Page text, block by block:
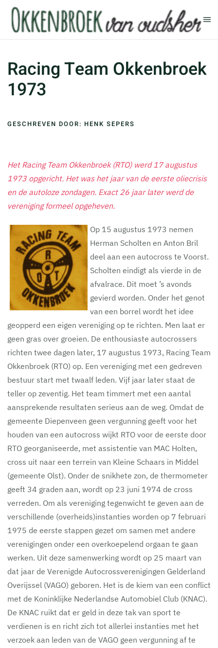
Terug naar hoofdinhoud
Racing Team Okkenbroek
1973
GESCHREVEN DOOR: HENK SEPERS
Het Racing Team Okkenbroek (RTO) werd 17 augustus
1973 opgericht. Het was het jaar van de eerste oliecrisis
en de autoloze zondagen. Exact 26 jaar later werd de
vereniging formeel opgeheven.
Op 15 augustus 1973 nemen
Herman Scholten en Anton Bril
deel aan een autocross te Voorst.
Scholten eindigt als vierde in de
afvalrace. Dit moet ’s avonds
gevierd worden. Onder het genot
van een borrel wordt het idee
geopperd een eigen vereniging op te richten. Men laat er
geen gras over groeien. De enthousiaste autocrossers
richten twee dagen later, 17 augustus 1973, Racing Team
Okkenbroek (RTO) op. Een vereniging met een gedreven
bestuur start met twaalf leden. Vijf jaar later staat de
teller op zeventig. Het team timmert met een aantal
aansprekende resultaten serieus aan de weg. Omdat de
gemeente Diepenveen geen vergunning geeft voor het
houden van een autocross wijkt RTO voor de eerste door
RTO georganiseerde, met assistentie van MAC Holten,
cross uit naar een terrein van Kleine Schaars in Middel
(gemeente Olst). Onder de snikhete zon, de thermometer
geeft 34 graden aan, wordt op 23 juni 1974 de cross
verreden. Om als vereniging tegenwicht te geven aan de
verschillende (overheids)instanties worden op 7 februari
1975 de eerste stappen gezet om samen met andere
verenigingen onder een overkoepelend orgaan te gaan
werken. Uit deze samenwerking wordt op 25 maart van
dat jaar de Verenigde Autocrossverenigingen Gelderland
Overijssel (VAGO) geboren. Het is de kiem van een conflict
met de Koninklijke Nederlandse Automobiel Club (KNAC).
De KNAC ruikt dat er geld in deze tak van sport te
verdienen is en richt zich tot allerlei instanties met het
verzoek aan leden van de VAGO geen vergunning af te